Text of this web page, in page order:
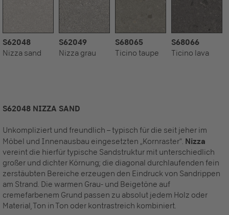
S62048
Nizza sand
S62049
Nizza grau
S68065
Ticino taupe
S68066
Ticino lava
S62048 NIZZA SAND
Unkompliziert und freundlich – typisch für die seit jeher im
Möbel und Innenausbau eingesetzten „Kornraster“. Nizza
vereint die hierfür typische Sandstruktur mit unterschiedlich
großer und dichter Körnung; die diagonal durchlaufenden fein
zerstäubten Bereiche erzeugen den Eindruck von Sandrippen
am Strand. Die warmen Grau- und Beigetöne auf
cremefarbenem Grund passen zu absolut jedem Holz oder
Material, Ton in Ton oder kontrastreich kombiniert.